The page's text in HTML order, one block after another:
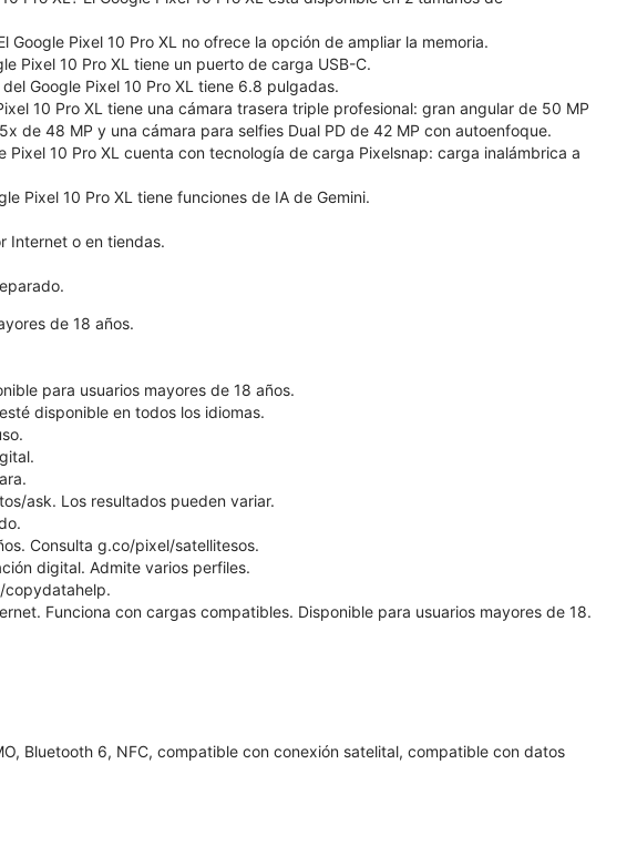
Google Pixel 10 Pro XL no ofrece la opción de ampliar la memoria.
Pixel 10 Pro XL tiene un puerto de carga USB-C.
Google Pixel 10 Pro XL tiene 6.8 pulgadas.
10 Pro XL tiene una cámara trasera triple profesional: gran angular de 50 MP
de 48 MP y una cámara para selfies Dual PD de 42 MP con autoenfoque.
Pixel 10 Pro XL cuenta con tecnología de carga Pixelsnap: carga inalámbrica a
Pixel 10 Pro XL tiene funciones de IA de Gemini.
Internet o en tiendas.
de 18 años.
para usuarios mayores de 18 años.
disponible en todos los idiomas.
ask. Los resultados pueden variar.
Consulta g.co/pixel/satellitesos.
digital. Admite varios perfiles.
copydatahelp.
Funciona con cargas compatibles. Disponible para usuarios mayores de 18.
Bluetooth 6, NFC, compatible con conexión satelital, compatible con datos